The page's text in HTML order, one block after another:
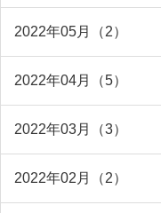
2022年05月（2）
2022年04月（5）
2022年03月（3）
2022年02月（2）